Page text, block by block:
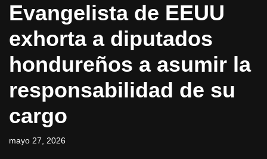
Evangelista de EEUU
exhorta a diputados
hondureños a asumir la
responsabilidad de su
cargo
mayo 27, 2026